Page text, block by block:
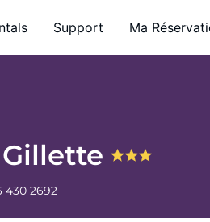
Support Ma
430 2692